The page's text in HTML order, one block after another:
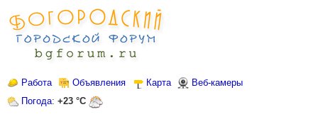
Работа Объявления Карта
Веб-камеры
Погода: +23 °C